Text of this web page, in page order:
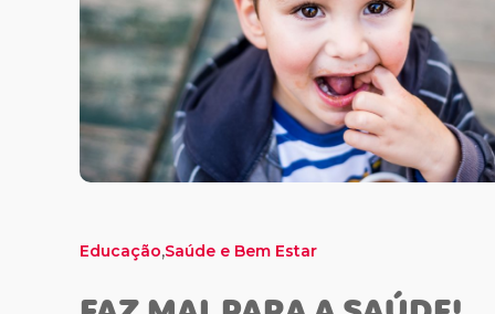
Educação,Saúde e Bem Estar